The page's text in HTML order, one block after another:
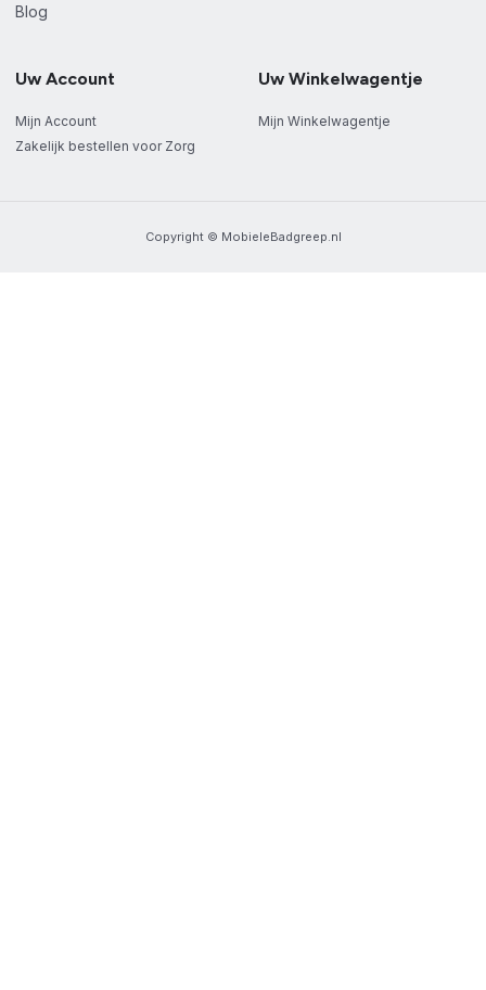
Blog
Uw Account
Mijn Account
Zakelijk bestellen voor Zorg
Uw Winkelwagentje
Mijn Winkelwagentje
Copyright © MobieleBadgreep.nl